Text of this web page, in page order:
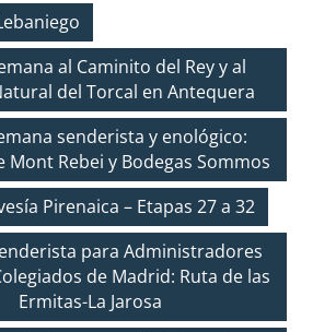
al Caminito del Rey y al
del Torcal en Antequera
senderista y enológico:
Mont Rebei y Bodegas Sommos
Pirenaica – Etapas 27 a 32
para Administradores
de Madrid: Ruta de las
Ermitas-La Jarosa